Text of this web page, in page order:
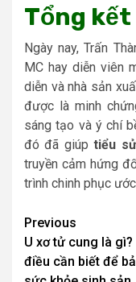
Tổng kết
Ngày nay, Trấn
MC hay diễn viên
diễn và nhà sản
được là minh
sáng tạo và ý chí
đó đã giúptiểu
truyền cảm hứng
trình chinh phục
Post
Previous
U xơ tử cung là gì?
điều cần biết để